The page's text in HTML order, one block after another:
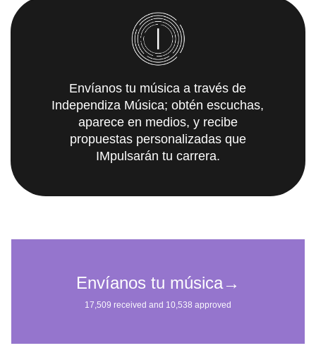
Envíanos tu música a través de
Independiza Música; obtén escuchas,
aparece en medios, y recibe
propuestas personalizadas que
IMpulsarán tu carrera.